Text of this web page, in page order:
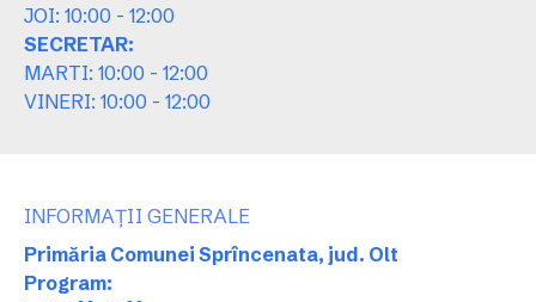
JOI: 10:00 - 12:00
SECRETAR:
MARTI: 10:00 - 12:00
VINERI: 10:00 - 12:00
INFORMAȚII GENERALE
Primăria Comunei Sprîncenata, jud. Olt
Program: